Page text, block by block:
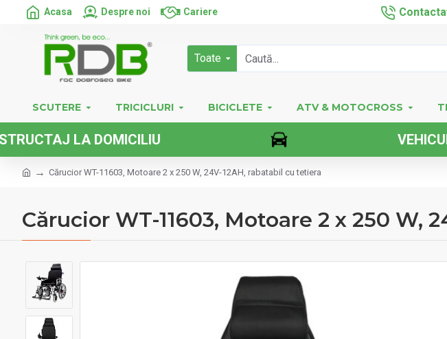
Acasa Despre noi Cariere
Toate
SCUTERE TRICICLURI BICICLETE ATV & MOTOCROSS
DOMICILIU VEHICULE
Cărucior WT-11603, Motoare 2 x 250 W, 24V-12AH, rabatabil cu tetiera
Cărucior WT-11603, Motoare 2 x 250 W,